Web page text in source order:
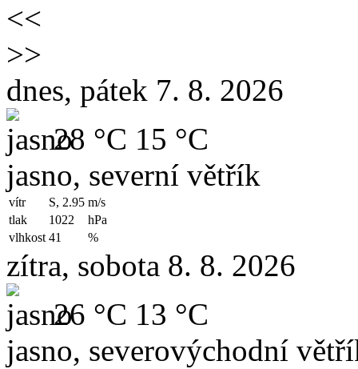
<<
>>
dnes, pátek 7. 8. 2026
28 °C 15 °C
jasno, severní větřík
vítr S, 2.95 m/s
tlak
1022
hPa
vlhkost 41 %
zítra, sobota 8. 8. 2026
26 °C 13 °C
jasno, severovýchodní